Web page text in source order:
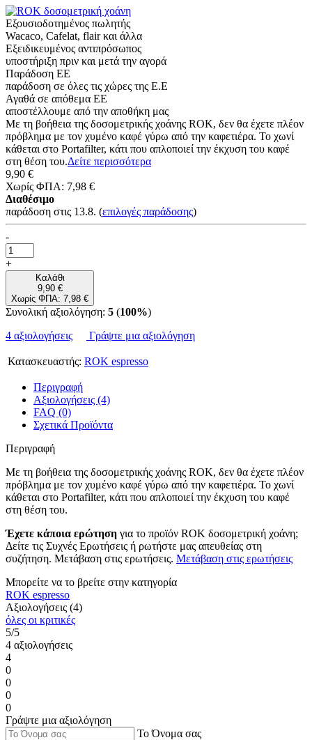
Εξουσιοδοτημένος πωλητής
Wacaco, Cafelat, flair και άλλα
Εξειδικευμένος αντιπρόσωπος
υποστήριξη πριν και μετά την αγορά
Παράδοση ΕΕ
παράδοση σε όλες τις χώρες της Ε.Ε
Αγαθά σε απόθεμα ΕΕ
αποστέλλουμε από την αποθήκη μας
Με τη βοήθεια της δοσομετρικής χοάνης ROK, δεν θα έχετε πλέον
πρόβλημα με τον χυμένο καφέ γύρω από την καφετιέρα. Το χωνί
κάθεται στο Portafilter, κάτι που απλοποιεί την έκχυση του καφέ
στη θέση του.Δείτε περισσότερα
9,90 €
Χωρίς ΦΠΑ: 7,98 €
Διαθέσιμο
παράδοση στις 13.8. (επιλογές παράδοσης)
-
+
Καλάθι
9,90 €
Χωρίς ΦΠΑ: 7,98 €
Συνολική αξιολόγηση: 5 (100%)
4 αξιολογήσεις
Γράψτε μια αξιολόγηση
Κατασκευαστής: ROK espresso
Περιγραφή
Αξιολογήσεις (4)
FAQ (0)
Σχετικά Προϊόντα
Περιγραφή
Με τη βοήθεια της δοσομετρικής χοάνης ROK, δεν θα έχετε πλέον
πρόβλημα με τον χυμένο καφέ γύρω από την καφετιέρα. Το χωνί
κάθεται στο Portafilter, κάτι που απλοποιεί την έκχυση του καφέ
στη θέση του.
Έχετε κάποια ερώτηση για το προϊόν ROK δοσομετρική χοάνη;
Δείτε τις Συχνές Ερωτήσεις ή ρωτήστε μας απευθείας στη
συζήτηση. Μετάβαση στις ερωτήσεις. Μετάβαση στις ερωτήσεις
Μπορείτε να το βρείτε στην κατηγορία
ROK espresso
Αξιολογήσεις (4)
όλες οι κριτικές
5/5
4 αξιολογήσεις
4
0
0
0
0
Γράψτε μια αξιολόγηση
Το Όνομα σας